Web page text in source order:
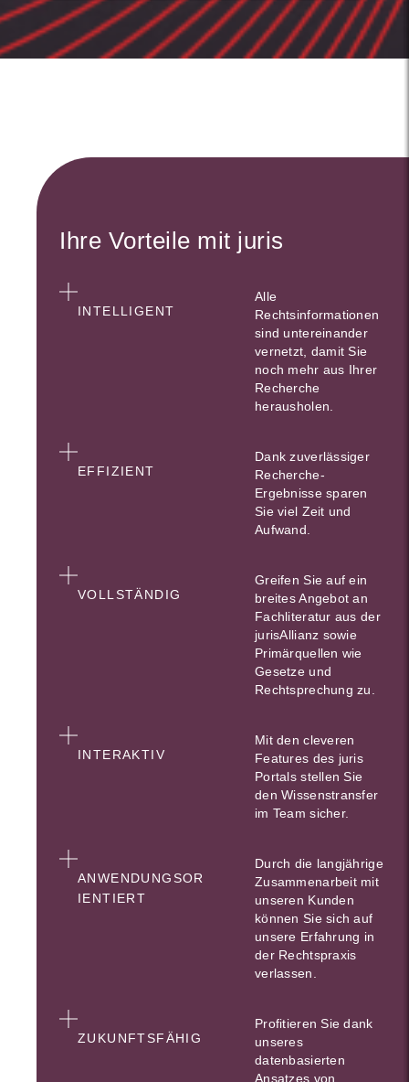
Ihre Vorteile mit juris
INTELLIGENT
Alle
Rechtsinformationen
sind untereinander
vernetzt, damit Sie
noch mehr aus Ihrer
Recherche
herausholen.
EFFIZIENT
Dank zuverlässiger
Recherche-
Ergebnisse sparen
Sie viel Zeit und
Aufwand.
VOLLSTÄNDIG
Greifen Sie auf ein
breites Angebot an
Fachliteratur aus der
jurisAllianz sowie
Primärquellen wie
Gesetze und
Rechtsprechung zu.
INTERAKTIV
Mit den cleveren
Features des juris
Portals stellen Sie
den Wissenstransfer
im Team sicher.
ANWENDUNGSOR
IENTIERT
Durch die langjährige
Zusammenarbeit mit
unseren Kunden
können Sie sich auf
unsere Erfahrung in
der Rechtspraxis
verlassen.
ZUKUNFTSFÄHIG
Profitieren Sie dank
unseres
datenbasierten
Ansatzes von